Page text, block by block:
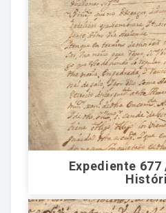
Expediente 677